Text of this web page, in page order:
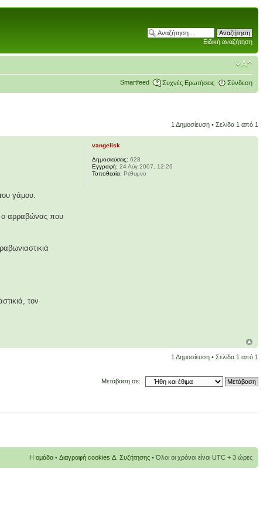
Ειδική αναζήτηση
Smartfeed Συχνές Ερωτήσεις Σύνδεση
1 Δημοσίευση • Σελίδα 1 από 1
γάμου.
ο αρραβώνας που
τον
vangelisk
Δημοσιεύσεις: 628
Εγγραφή: 24 Αύγ 2007, 12:26
Τοποθεσία: Ρέθυμνο
1 Δημοσίευση • Σελίδα 1 από 1
Μετάβαση σε:
Η ομάδα • Διαγραφή cookies Δ. Συζήτησης • Όλοι οι χρόνοι είναι UTC + 3 ώρες